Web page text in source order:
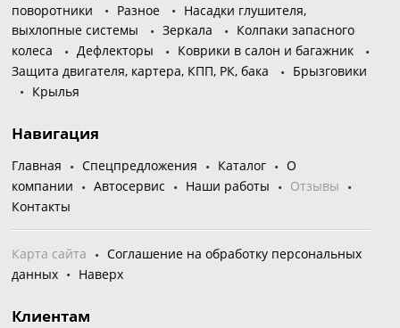
поворотники
Разное
Насадки глушителя,
выхлопные системы
Зеркала
Колпаки запасного
колеса
Дефлекторы
Коврики в салон и багажник
Защита двигателя, картера, КПП, РК, бака
Брызговики
Крылья
Навигация
Главная Спецпредложения Каталог
О
компании
Автосервис Наши работы
Отзывы
Контакты
Карта сайта
Соглашение на обработку персональных
данных
Наверх
Клиентам